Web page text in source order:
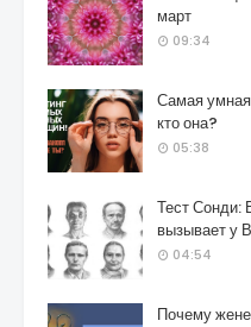
март
09:34
Самая
кто она?
05:38
Тест Сонди:
вызывает у
04:54
Почему